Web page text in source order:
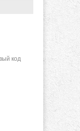
код